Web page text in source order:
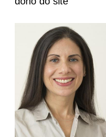
p
o